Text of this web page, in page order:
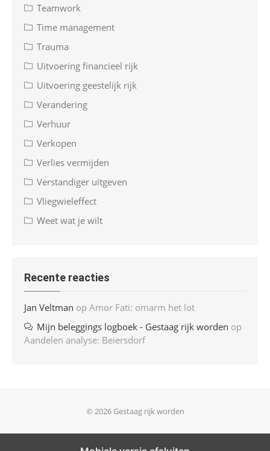
Teamwork
Time management
Trauma
Uitvoering financieel rijk
Uitvoering geestelijk rijk
Verandering
Verhuur
Verkopen
Verlies vermijden
Verstandiger uitgeven
Vliegwieleffect
Weet wat je wilt
Recente reacties
Jan Veltman op Amor Fati: omarm het lot
Mijn beleggings logboek - Gestaag rijk worden op
Aandelen analyse: Beiersdorf
© 2026 Gestaag rijk worden